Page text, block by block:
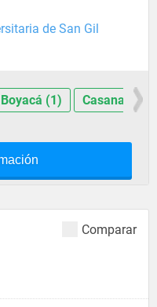
de San Gil
Boyacá (1) Casanare (1)
Comparar